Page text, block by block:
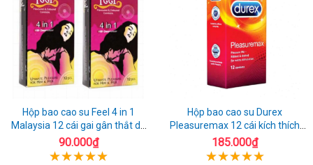
Hộp bao cao su Feel 4 in 1
Malaysia 12 cái gai gân thắt dễ
sử dụng
90.000₫
Hộp bao cao su Durex
Pleasuremax 12 cái kích thích
tăng khoái cảm
185.000₫